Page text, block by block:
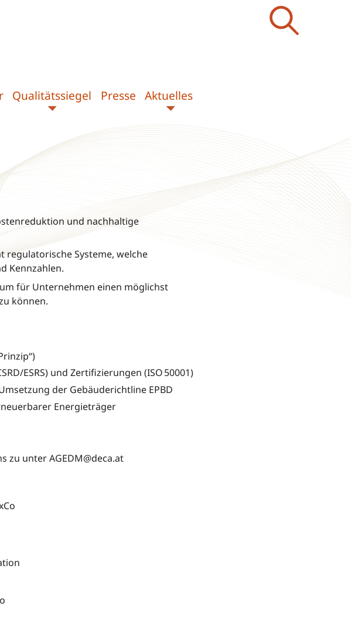
Qualitätssiegel Presse Aktuelles
und nachhaltige
regulatorische Systeme, welche
Kennzahlen.
für Unternehmen einen möglichst
können.
ESRS) und Zertifizierungen (ISO 50001)
der Gebäuderichtline EPBD
Energieträger
zu unter AGEDM@deca.at